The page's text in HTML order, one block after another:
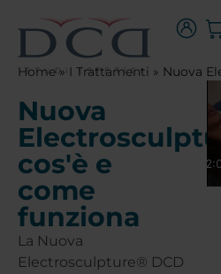
Home» I Trattamenti » Nuova
Nuova
cos'è e
come
funziona
La Nuova
Electrosculpture® DCD